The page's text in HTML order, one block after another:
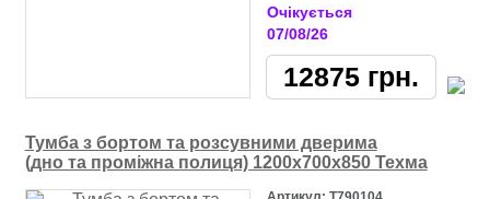
Очікується
07/08/26
12875 грн.
Тумба з бортом та розсувними дверима
(дно та проміжна полиця) 1200х700х850 Техма